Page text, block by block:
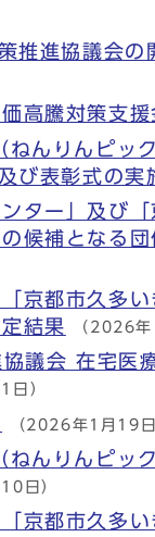
推進協議会の
高騰対策支援
んりんピッ
び表彰式の実
ター」及び
候補となる団
京都市久多
結果 （2026
議会 在宅医
日）
（2026年1月19日
ねんりんピッ
日）
京都市久多